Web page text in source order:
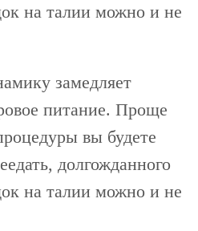
на талии можно и не
замедляет
питание. Проще
вы будете
долгожданного
на талии можно и не